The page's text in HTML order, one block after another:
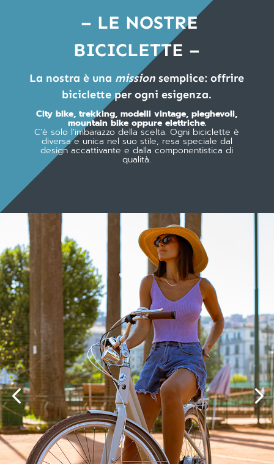
– LE NOSTRE
BICICLETTE –
La nostra è una mission semplice: offrire
biciclette per ogni esigenza.
City bike, trekking, modelli vintage, pieghevoli,
mountain bike oppure elettriche.
C’è solo l’imbarazzo della scelta. Ogni biciclette è
diversa e unica nel suo stile, resa speciale dal
design accattivante e dalla componentistica di
qualità.